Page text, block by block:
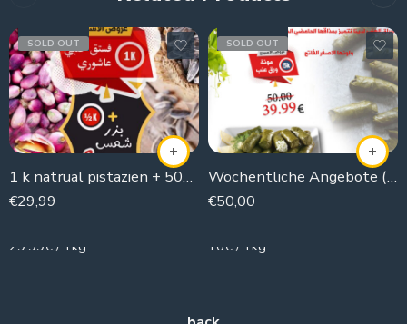
SOLD OUT
1 k natrual pistazien + 500g Sonnenblumenkerne
€29,99
29.99€ / 1kg
SOLD OUT
Wöchentliche Angebote (Traubenblätter bereitstellen)
€50,00
10€ / 1kg